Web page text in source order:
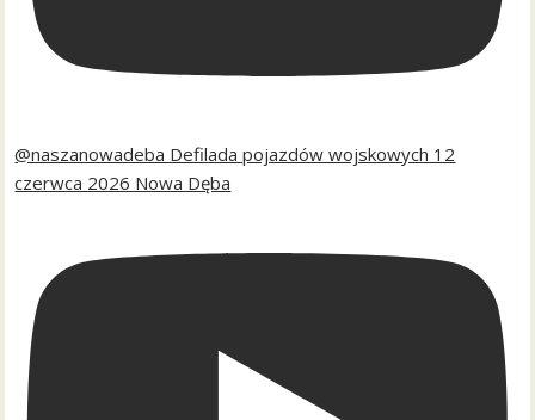
@naszanowadeba Defilada pojazdów wojskowych 12
czerwca 2026 Nowa Dęba